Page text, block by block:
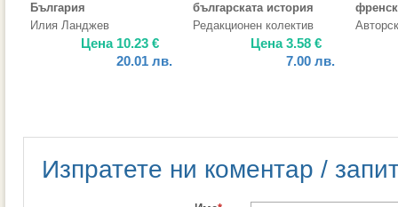
България
Илия Ланджев
Цена 10.23 €
20.01 лв.
българската история
Редакционен колектив
Цена3.58 €
7.00 лв.
Изпратете ни коментар /